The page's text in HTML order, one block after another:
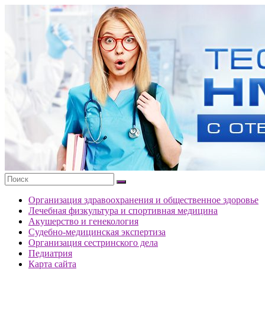
содержимому
портала
ответами
Организация здравоохранения и общественное здоровье
Лечебная физкультура и спортивная медицина
Акушерство и генекология
Судебно-медицинская экспертиза
Организация сестринского дела
Педиатрия
Карта сайта